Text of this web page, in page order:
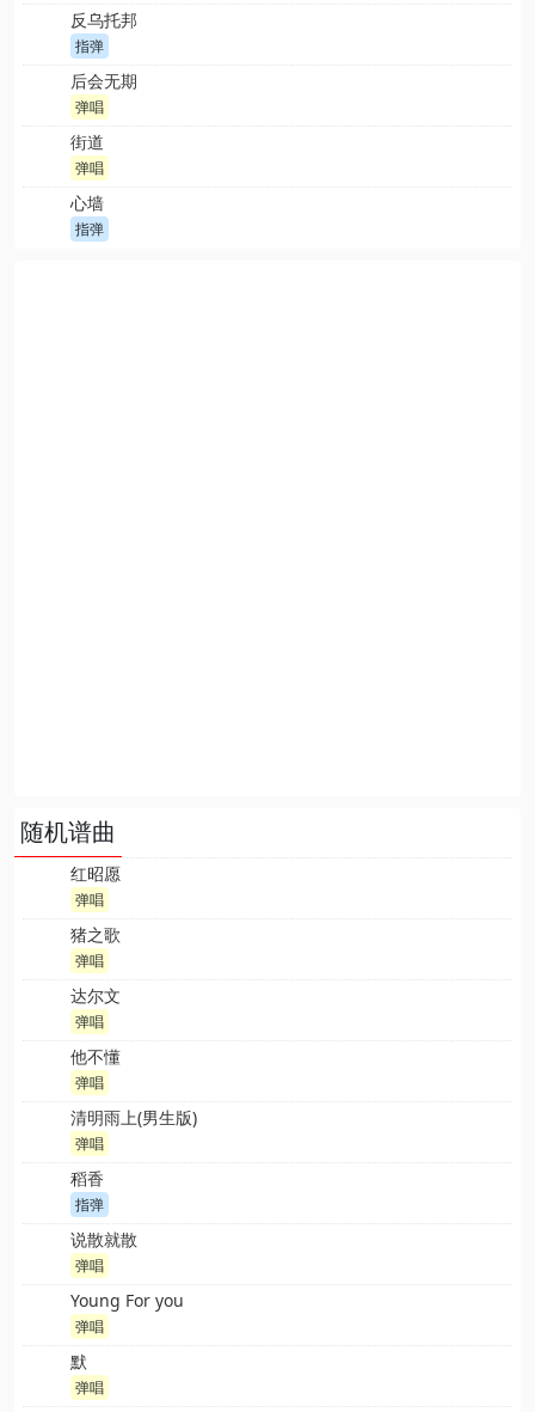
反乌托邦
指弹
后会无期
弹唱
街道
弹唱
心墙
指弹
随机谱曲
红昭愿
弹唱
猪之歌
弹唱
达尔文
弹唱
他不懂
弹唱
清明雨上(男生版)
弹唱
稻香
指弹
说散就散
弹唱
Young For you
弹唱
默
弹唱